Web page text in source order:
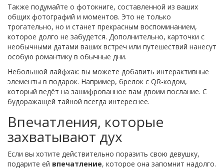
Также подумайте о фотокниге, составленной из ваших
общих фотографий и моментов. Это не только
трогательно, но и станет прекрасным воспоминанием,
которое долго не забудется. Дополнительно, карточки с
необычными датами ваших встреч или путешествий нанесут
особую романтику в обычные дни.
Небольшой лайфхак: вы можете добавить интерактивные
элементы в подарок. Например, брелок с QR-кодом,
который ведёт на зашифрованное вам двоим послание. С
будоражащей тайной всегда интереснее.
Впечатления, которые
захватывают дух
Если вы хотите действительно поразить свою девушку,
подарите ей впечатление, которое она запомнит надолго.